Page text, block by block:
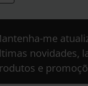
me
novidades,
e